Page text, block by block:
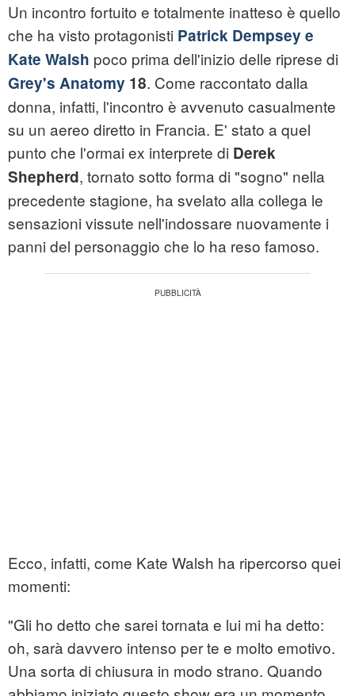
Un incontro fortuito e totalmente inatteso è quello
che ha visto protagonisti Patrick Dempsey e
Kate Walsh poco prima dell'inizio delle riprese di
Grey's Anatomy 18. Come raccontato dalla
donna, infatti, l'incontro è avvenuto casualmente
su un aereo diretto in Francia. E' stato a quel
punto che l'ormai ex interprete di Derek
Shepherd, tornato sotto forma di "sogno" nella
precedente stagione, ha svelato alla collega le
sensazioni vissute nell'indossare nuovamente i
panni del personaggio che lo ha reso famoso.
Ecco, infatti, come Kate Walsh ha ripercorso quei
momenti:
"Gli ho detto che sarei tornata e lui mi ha detto:
oh, sarà davvero intenso per te e molto emotivo.
Una sorta di chiusura in modo strano. Quando